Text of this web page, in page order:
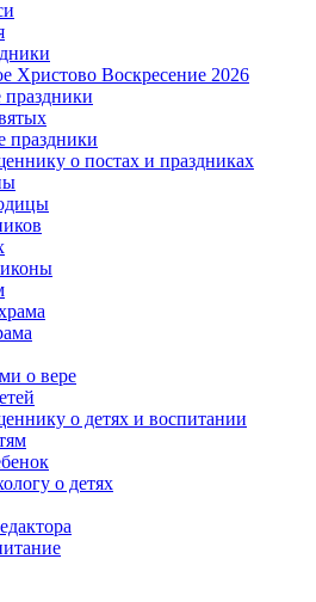
Христово Воскресение 2026
праздники
праздники
о постах и праздниках
о вере
о детях и воспитании
о детях